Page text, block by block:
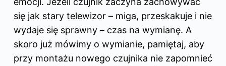
się jak stary telewizor – miga, przeskakuje i nie
wydaje się sprawny – czas na wymianę. A
skoro już mówimy o wymianie, pamiętaj, aby
przy montażu nowego czujnika nie zapomnieć